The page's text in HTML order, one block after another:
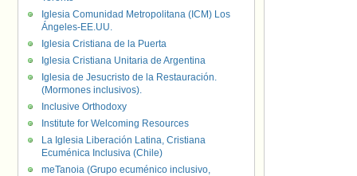
Iglesia Comunidad Metropolitana (ICM) Los
Ángeles-EE.UU.
Iglesia Cristiana de la Puerta
Iglesia Cristiana Unitaria de Argentina
Iglesia de Jesucristo de la Restauración.
(Mormones inclusivos).
Inclusive Orthodoxy
Institute for Welcoming Resources
La Iglesia Liberación Latina, Cristiana
Ecuménica Inclusiva (Chile)
meTanoia (Grupo ecuménico inclusivo,